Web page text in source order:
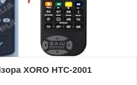
XORO HTC-2001